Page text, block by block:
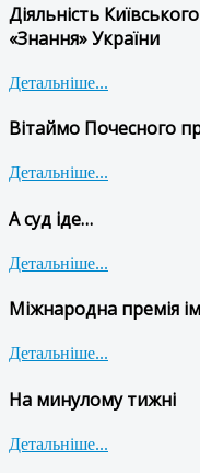
Діяльність
«Знання» України
Детальніше...
Вітаймо Почесного
Детальніше...
А суд іде…
Детальніше...
Міжнародна премія
Детальніше...
На минулому тижні
Детальніше...